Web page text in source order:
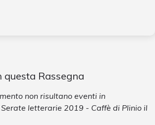
Rassegna
non risultano eventi in
letterarie 2019 - Caffè di Plinio il